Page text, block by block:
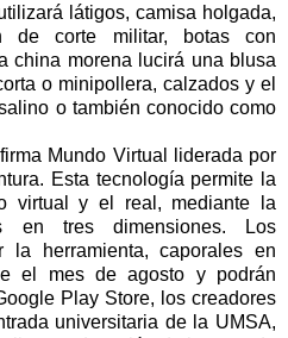
látigos, camisa holgada,
de corte militar, botas con
china morena lucirá una blusa
o minipollera, calzados y el
o también conocido como
Mundo Virtual liderada por
Esta tecnología permite la
virtual y el real, mediante la
en tres dimensiones. Los
la herramienta, caporales en
el mes de agosto y podrán
Play Store, los creadores
universitaria de la UMSA,